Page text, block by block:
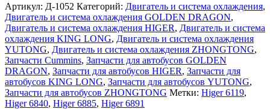
Артикул: Д-1052 Категорий: Двигатель и система охлаждения,
Двигатель и система охлаждения GOLDEN DRAGON,
Двигатель и система охлаждения HIGER, Двигатель и система
охлаждения KING LONG, Двигатель и система охлаждения
YUTONG, Двигатель и система охлаждения ZHONGTONG,
Запчасти Cummins, Запчасти для автобусов GOLDEN
DRAGON, Запчасти для автобусов HIGER, Запчасти для
автобусов KING LONG, Запчасти для автобусов YUTONG,
Запчасти для автобусов ZHONGTONG Метки: Higer 6119,
Higer 6840, Higer 6885, Higer 6891